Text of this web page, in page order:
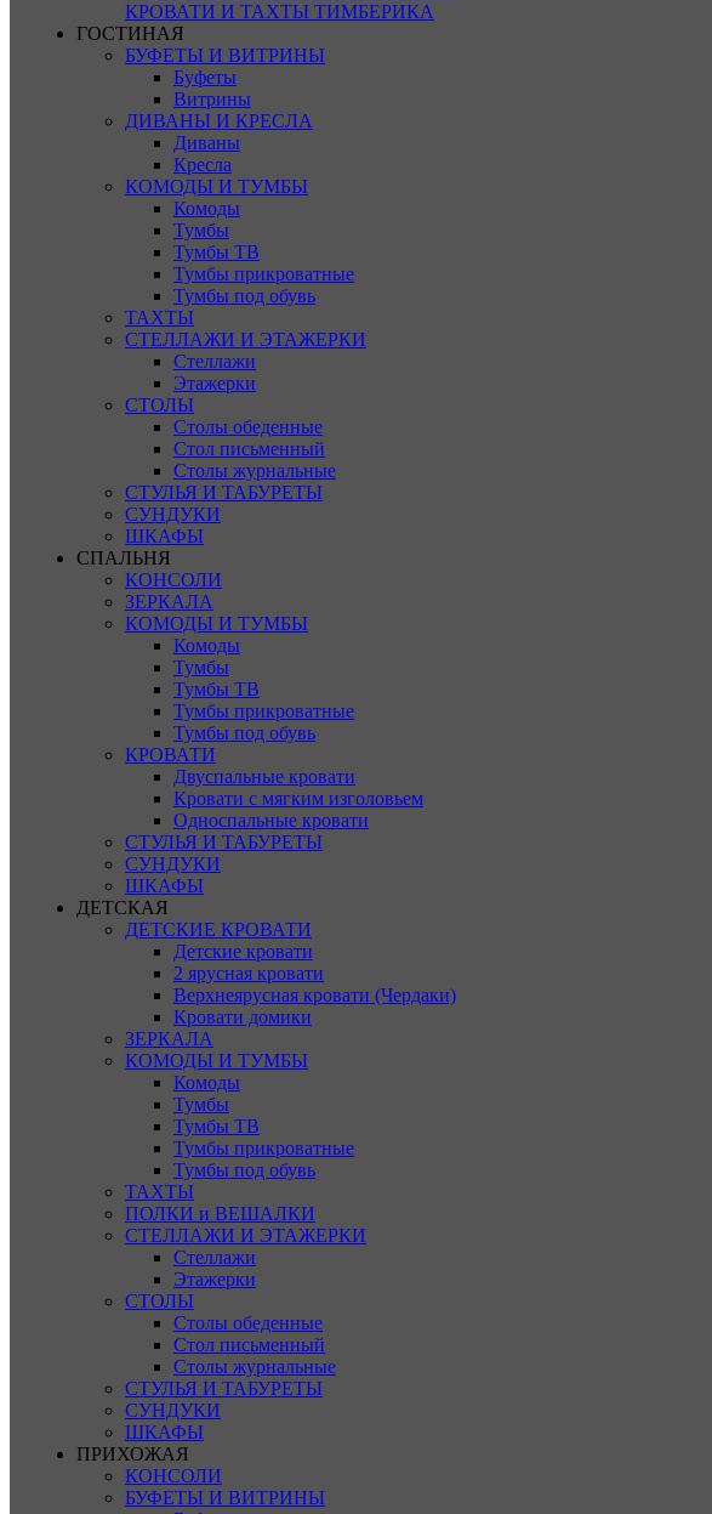
КРОВАТИ И ТАХТЫ ТИМБЕРИКА
ГОСТИНАЯ
БУФЕТЫ И ВИТРИНЫ
Буфеты
Витрины
ДИВАНЫ И КРЕСЛА
Диваны
Кресла
КОМОДЫ И ТУМБЫ
Комоды
Тумбы
Тумбы ТВ
Тумбы прикроватные
Тумбы под обувь
ТАХТЫ
СТЕЛЛАЖИ И ЭТАЖЕРКИ
Стеллажи
Этажерки
СТОЛЫ
Столы обеденные
Стол письменный
Столы журнальные
СТУЛЬЯ И ТАБУРЕТЫ
СУНДУКИ
ШКАФЫ
СПАЛЬНЯ
КОНСОЛИ
ЗЕРКАЛА
КОМОДЫ И ТУМБЫ
Комоды
Тумбы
Тумбы ТВ
Тумбы прикроватные
Тумбы под обувь
КРОВАТИ
Двуспальные кровати
Кровати с мягким изголовьем
Односпальные кровати
СТУЛЬЯ И ТАБУРЕТЫ
СУНДУКИ
ШКАФЫ
ДЕТСКАЯ
ДЕТСКИЕ КРОВАТИ
Детские кровати
2 ярусная кровати
Верхнеярусная кровати (Чердаки)
Кровати домики
ЗЕРКАЛА
КОМОДЫ И ТУМБЫ
Комоды
Тумбы
Тумбы ТВ
Тумбы прикроватные
Тумбы под обувь
ТАХТЫ
ПОЛКИ и ВЕШАЛКИ
СТЕЛЛАЖИ И ЭТАЖЕРКИ
Стеллажи
Этажерки
СТОЛЫ
Столы обеденные
Стол письменный
Столы журнальные
СТУЛЬЯ И ТАБУРЕТЫ
СУНДУКИ
ШКАФЫ
ПРИХОЖАЯ
КОНСОЛИ
БУФЕТЫ И ВИТРИНЫ